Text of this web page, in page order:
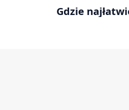
Gdzie